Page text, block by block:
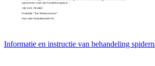
Informatie en instructie van behandeling